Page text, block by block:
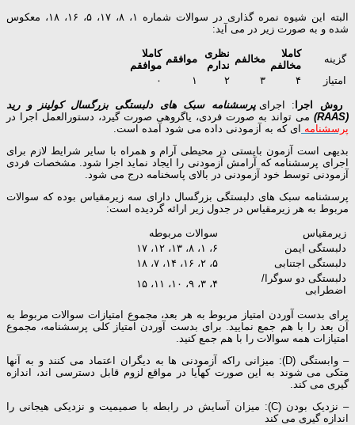
البته این شیوه نمره گذاری در سوالات شماره ۱، ۸، ۱۷، ۵، ۱۶، ۱۸، معکوس
شده و به صورت زیر در می آید:
گزینه
کاملا
مخالفم
مخالفم نظری
ندارم
موافقم کاملا
موافقم
امتیاز
۴ ۳ ۲ ۱ ۰
روش اجرا : اجرای پرسشنامه سبک های دلبستگی بزرگسال کولینز و رید
(RAAS)
می تواند به صورت فردی، یاگروهی صورت گیرد، دستورالعمل اجرا در
پرسشنامه ای که به آزمودنی داده می شود آمده است.
بدیهی است آزمون بایستی در محیطی آرام و همراه با سایر شرایط لازم برای
اجرای پرسشنامه که آرامش آزمودنی را ایجاد نماید اجرا شود. مشخصات فردی
آزمودنی توسط خود آزمودنی در بالای پاسخنامه درج می شود.
پرسشنامه سبک های دلبستگی بزرگسال دارای سه زیرمقیاس بوده که سوالات
مربوط به هر زیرمقیاس در جدول زیر ارائه گردیده است:
زیرمقیاس
سوالات مربوطه
دلبستگی ایمن
۶، ۱، ۸، ۱۳، ۱۲، ۱۷
دلبستگی اجتنابی
۵، ۲، ۱۶، ۱۴، ۷، ۱۸
دلبستگی دو سوگرا/
اضطرابی
۴، ۳، ۹، ۱۰، ۱۱، ۱۵
برای بدست آوردن امتیاز مربوط به هر بعد، مجموع امتیازات سوالات مربوط به
آن بعد را با هم جمع نمایید. برای بدست آوردن امتیاز کلی پرسشنامه، مجموع
امتیازات همه سوالات را با هم جمع کنید.
– وابستگی (D): میزانی راکه آزمودنی ها به دیگران اعتماد می کنند و به آنها
متکی می شوند به این صورت کهآیا در مواقع لزوم قابل دسترسی اند، اندازه
گیری می کند.
– نزدیک بودن (C): میزان آسایش در رابطه با صمیمیت و نزدیکی هیجانی را
اندازه گیری می کند